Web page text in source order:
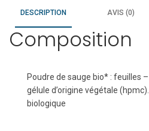
DESCRIPTION AVIS (0)
Composition
Poudre de sauge bio* : feuilles –
gélule d’origine végétale (hpmc).
biologique